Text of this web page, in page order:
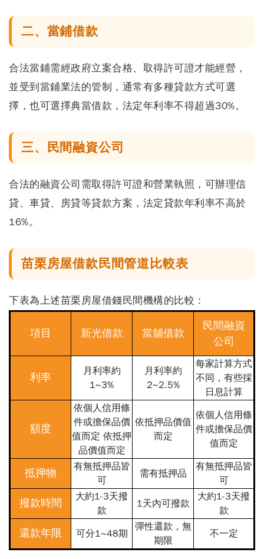
二、當鋪借款
合法當鋪需經政府立案合格、取得許可證才能經營，
並受到當鋪業法的管制，通常有多種貸款方式可選
擇，也可選擇典當借款，法定年利率不得超過30%。
三、民間融資公司
合法的融資公司需取得許可證和營業執照，可辦理信
貸、車貸、房貸等貸款方案，法定貸款年利率不高於
16%。
苗栗房屋借款民間管道比較表
下表為上述苗栗房屋借錢民間機構的比較：
項目 新光借款 當舖借款
民間融資
公司
利率
月利率約
1~3%
月利率約
2~2.5%
每家計算方式
不同，有些採
日息計算
額度
依個人信用條
件或擔保品價
值而定 依抵押
品價值而定
依抵押品價值
而定
依個人信用條
件或擔保品價
值而定
抵押物
有無抵押品皆
可
需有抵押品
有無抵押品皆
可
撥款時間
大約1-3天撥
款
1天內可撥款
大約1-3天撥
款
還款年限 可分1~48期
彈性還款，無
期限
不一定